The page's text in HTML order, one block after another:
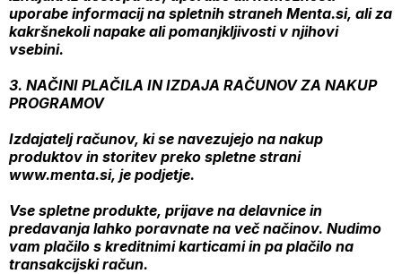
uporabe informacij na spletnih straneh Menta.si, ali za
kakršnekoli napake ali pomanjkljivosti v njihovi
vsebini.
3. NAČINI PLAČILA IN IZDAJA RAČUNOV ZA NAKUP
PROGRAMOV
Izdajatelj računov, ki se navezujejo na nakup
produktov in storitev preko spletne strani
www.menta.si, je podjetje.
Vse spletne produkte, prijave na delavnice in
predavanja lahko poravnate na več načinov. Nudimo
vam plačilo s kreditnimi karticami in pa plačilo na
transakcijski račun.